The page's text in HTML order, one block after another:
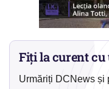
Fiți la curent
Urmăriți DCNews și